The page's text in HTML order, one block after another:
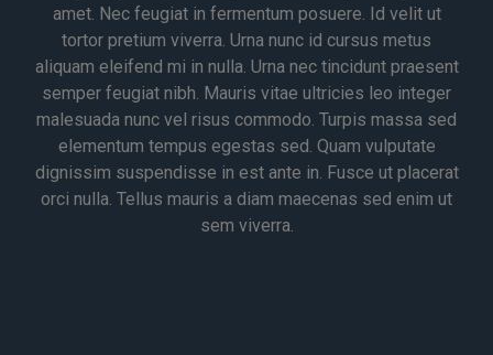
amet. Nec feugiat in fermentum posuere. Id velit ut
tortor pretium viverra. Urna nunc id cursus metus
aliquam eleifend mi in nulla. Urna nec tincidunt praesent
semper feugiat nibh. Mauris vitae ultricies leo integer
malesuada nunc vel risus commodo. Turpis massa sed
elementum tempus egestas sed. Quam vulputate
dignissim suspendisse in est ante in. Fusce ut placerat
orci nulla. Tellus mauris a diam maecenas sed enim ut
sem viverra.